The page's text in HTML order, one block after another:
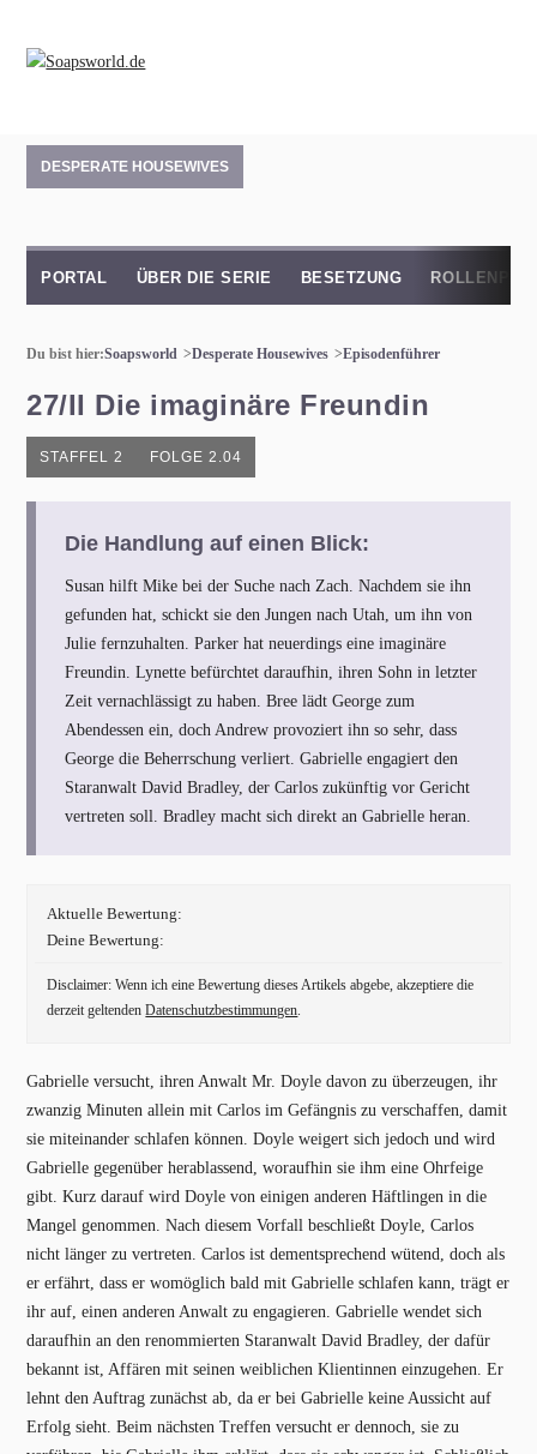
DESPERATE HOUSEWIVES
PORTAL ÜBER DIE SERIE BESETZUNG
Du bist hier:Soapsworld Desperate Housewives Episodenführer
27/II Die imaginäre Freundin
STAFFEL 2 FOLGE 2.04
Die Handlung auf einen Blick:
Susan hilft Mike bei der Suche nach Zach. Nachdem sie ihn
gefunden hat, schickt sie den Jungen nach Utah, um ihn von
Julie fernzuhalten. Parker hat neuerdings eine imaginäre
Freundin. Lynette befürchtet daraufhin, ihren Sohn in letzter
Zeit vernachlässigt zu haben. Bree lädt George zum
Abendessen ein, doch Andrew provoziert ihn so sehr, dass
George die Beherrschung verliert. Gabrielle engagiert den
Staranwalt David Bradley, der Carlos zukünftig vor Gericht
vertreten soll. Bradley macht sich direkt an Gabrielle heran.
Aktuelle Bewertung:
Deine Bewertung:
Disclaimer: Wenn ich eine Bewertung dieses Artikels abgebe, akzeptiere die
derzeit geltendenDatenschutzbestimmungen.
Gabrielle versucht, ihren Anwalt Mr. Doyle davon zu überzeugen, ihr
zwanzig Minuten allein mit Carlos im Gefängnis zu verschaffen, damit
sie miteinander schlafen können. Doyle weigert sich jedoch und wird
Gabrielle gegenüber herablassend, woraufhin sie ihm eine Ohrfeige
gibt. Kurz darauf wird Doyle von einigen anderen Häftlingen in die
Mangel genommen. Nach diesem Vorfall beschließt Doyle, Carlos
nicht länger zu vertreten. Carlos ist dementsprechend wütend, doch als
er erfährt, dass er womöglich bald mit Gabrielle schlafen kann, trägt er
ihr auf, einen anderen Anwalt zu engagieren. Gabrielle wendet sich
daraufhin an den renommierten Staranwalt David Bradley, der dafür
bekannt ist, Affären mit seinen weiblichen Klientinnen einzugehen. Er
lehnt den Auftrag zunächst ab, da er bei Gabrielle keine Aussicht auf
Erfolg sieht. Beim nächsten Treffen versucht er dennoch, sie zu